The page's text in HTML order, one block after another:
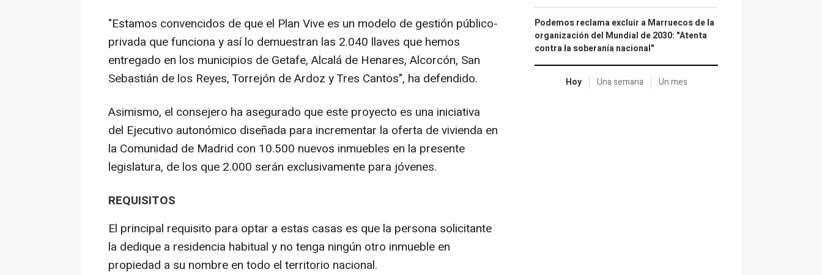
"Estamos convencidos de que el Plan Vive es un modelo de gestión público-
privada que funciona y así lo demuestran las 2.040 llaves que hemos
entregado en los municipios de Getafe, Alcalá de Henares, Alcorcón, San
Sebastián de los Reyes, Torrejón de Ardoz y Tres Cantos", ha defendido.
Asimismo, el consejero ha asegurado que este proyecto es una iniciativa
del Ejecutivo autonómico diseñada para incrementar la oferta de vivienda en
la Comunidad de Madrid con 10.500 nuevos inmuebles en la presente
legislatura, de los que 2.000 serán exclusivamente para jóvenes.
REQUISITOS
El principal requisito para optar a estas casas es que la persona solicitante
la dedique a residencia habitual y no tenga ningún otro inmueble en
propiedad a su nombre en todo el territorio nacional.
Podemos reclama excluir a Marruecos de la
organización del Mundial de 2030: "Atenta
contra la soberanía nacional"
Hoy Una semana Un mes